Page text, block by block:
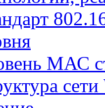
МАС